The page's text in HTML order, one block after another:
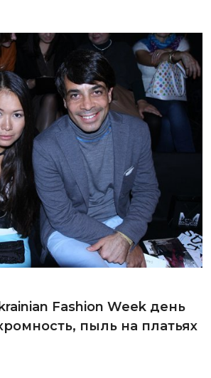
Fashion Week день
пыль на платьях